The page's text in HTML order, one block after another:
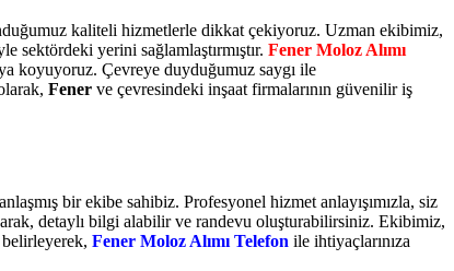
kaliteli hizmetlerle dikkat çekiyoruz. Uzman ekibimiz,
sektördeki yerini sağlamlaştırmıştır. Fener Moloz Alımı
koyuyoruz. Çevreye duyduğumuz saygı ile
Fener ve çevresindeki inşaat firmalarının güvenilir iş
bir ekibe sahibiz. Profesyonel hizmet anlayışımızla, siz
detaylı bilgi alabilir ve randevu oluşturabilirsiniz. Ekibimiz,
Fener Moloz Alımı Telefon ile ihtiyaçlarınıza